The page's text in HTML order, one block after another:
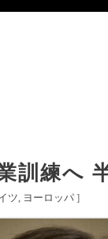
訓練へ
ツ ヨーロッパ ]